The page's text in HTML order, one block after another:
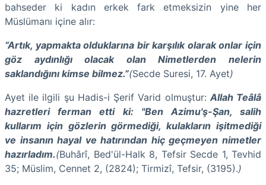
bahseder ki kadın erkek fark etmeksizin yine her
Müslümanı içine alır:
“Artık, yapmakta olduklarına bir karşılık olarak onlar için
göz aydınlığı olacak olan Nimetlerden nelerin
saklandığını kimse bilmez.”(Secde Suresi, 17. Ayet)
Ayet ile ilgili şu Hadis-i Şerif Varid olmuştur: Allah Teâlâ
hazretleri ferman etti ki: "Ben Azimu'ş-Şan, salih
kullarım için gözlerin görmediği, kulakların işitmediği
ve insanın hayal ve hatırından hiç geçmeyen nimetler
hazırladım.(Buhârî, Bed'ül-Halk 8, Tefsir Secde 1, Tevhid
35; Müslim, Cennet 2, (2824); Tirmizî, Tefsir, (3195).)